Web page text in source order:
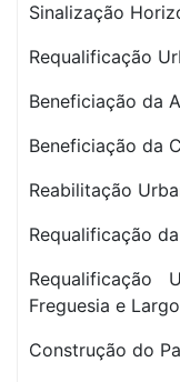
Sinalização
Requalificação
Beneficiação da
Beneficiação da
Reabilitação
Requalificação
Freguesia e
Construção do